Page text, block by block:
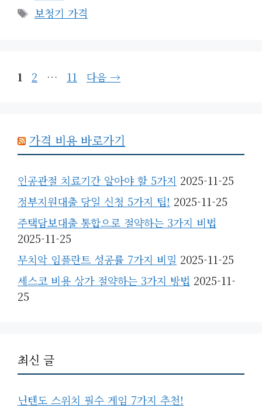
테
고
태
보청기 가격
페
1
페
2 …
페
11 다음 →
가격 비용 바로가기
인공관절 치료기간 알아야 할 5가지 2025-11-25
정부지원대출 당일 신청 5가지 팁! 2025-11-25
주택담보대출 통합으로 절약하는 3가지 비법
2025-11-25
무치악 임플란트 성공률 7가지 비밀 2025-11-25
세스코 비용 상가 절약하는 3가지 방법 2025-11-
25
최신 글
닌텐도 스위치 필수 게임 7가지 추천!